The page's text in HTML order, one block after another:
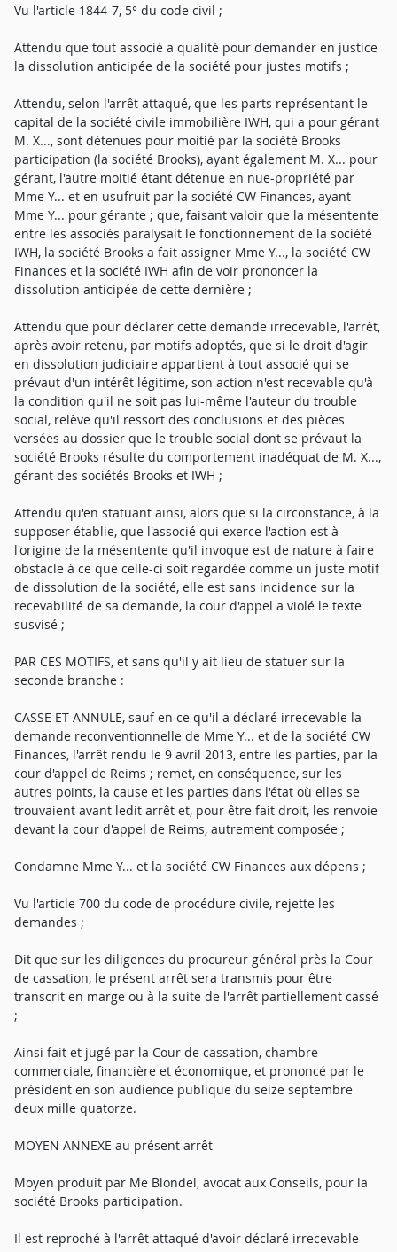
Vu l'article 1844-7, 5° du code civil ;
Attendu que tout associé a qualité pour demander en justice
la dissolution anticipée de la société pour justes motifs ;
Attendu, selon l'arrêt attaqué, que les parts représentant le
capital de la société civile immobilière IWH, qui a pour gérant
M. X..., sont détenues pour moitié par la société Brooks
participation (la société Brooks), ayant également M. X... pour
gérant, l'autre moitié étant détenue en nue-propriété par
Mme Y... et en usufruit par la société CW Finances, ayant
Mme Y... pour gérante ; que, faisant valoir que la mésentente
entre les associés paralysait le fonctionnement de la société
IWH, la société Brooks a fait assigner Mme Y..., la société CW
Finances et la société IWH afin de voir prononcer la
dissolution anticipée de cette dernière ;
Attendu que pour déclarer cette demande irrecevable, l'arrêt,
après avoir retenu, par motifs adoptés, que si le droit d'agir
en dissolution judiciaire appartient à tout associé qui se
prévaut d'un intérêt légitime, son action n'est recevable qu'à
la condition qu'il ne soit pas lui-même l'auteur du trouble
social, relève qu'il ressort des conclusions et des pièces
versées au dossier que le trouble social dont se prévaut la
société Brooks résulte du comportement inadéquat de M. X...,
gérant des sociétés Brooks et IWH ;
Attendu qu'en statuant ainsi, alors que si la circonstance, à la
supposer établie, que l'associé qui exerce l'action est à
l'origine de la mésentente qu'il invoque est de nature à faire
obstacle à ce que celle-ci soit regardée comme un juste motif
de dissolution de la société, elle est sans incidence sur la
recevabilité de sa demande, la cour d'appel a violé le texte
susvisé ;
PAR CES MOTIFS, et sans qu'il y ait lieu de statuer sur la
seconde branche :
CASSE ET ANNULE, sauf en ce qu'il a déclaré irrecevable la
demande reconventionnelle de Mme Y... et de la société CW
Finances, l'arrêt rendu le 9 avril 2013, entre les parties, par la
cour d'appel de Reims ; remet, en conséquence, sur les
autres points, la cause et les parties dans l'état où elles se
trouvaient avant ledit arrêt et, pour être fait droit, les renvoie
devant la cour d'appel de Reims, autrement composée ;
Condamne Mme Y... et la société CW Finances aux dépens ;
Vu l'article 700 du code de procédure civile, rejette les
demandes ;
Dit que sur les diligences du procureur général près la Cour
de cassation, le présent arrêt sera transmis pour être
transcrit en marge ou à la suite de l'arrêt partiellement cassé
;
Ainsi fait et jugé par la Cour de cassation, chambre
commerciale, financière et économique, et prononcé par le
président en son audience publique du seize septembre
deux mille quatorze.
MOYEN ANNEXE au présent arrêt
Moyen produit par Me Blondel, avocat aux Conseils, pour la
société Brooks participation.
Il est reproché à l'arrêt attaqué d'avoir déclaré irrecevable